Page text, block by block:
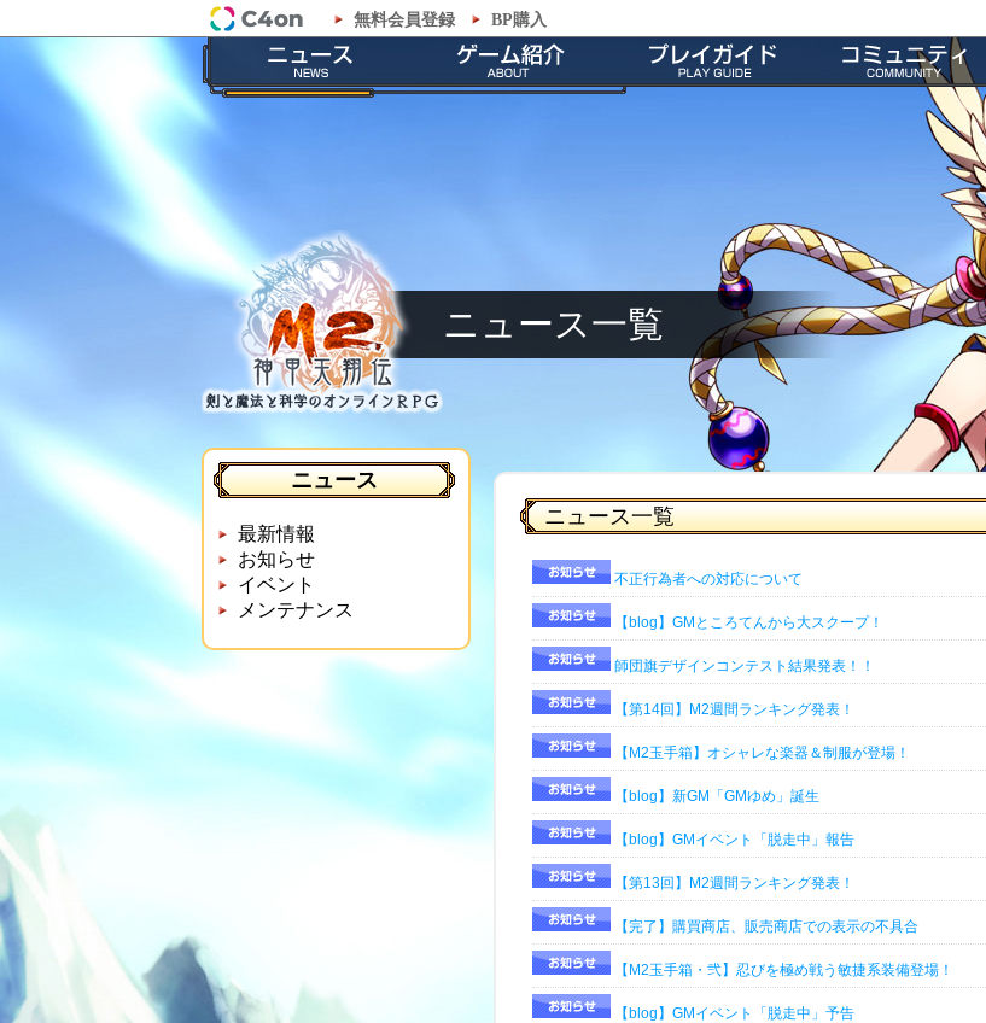
無料会員登録 BP購入
「M2-神甲天翔伝-」公式サイト
ニュース一覧
基本操作
ゲームシステム
師団＆友だち募集掲示板
公式Twitter
ファンキット
ファンサイト
M2オリジナル辞書
師団ランキング
ニュース
最新情報
お知らせ
イベント
メンテナンス
ニュース一覧
不正行為者への対応について
【blog】GMところてんから大スクープ！
師団旗デザインコンテスト結果発表！！
【第14回】M2週間ランキング発表！
【M2玉手箱】オシャレな楽器＆制服が登場！
【blog】新GM「GMゆめ」誕生
【blog】GMイベント「脱走中」報告
【第13回】M2週間ランキング発表！
【完了】購買商店、販売商店での表示の不具合
【M2玉手箱・弐】忍びを極め戦う敏捷系装備登場！
【blog】GMイベント「脱走中」予告